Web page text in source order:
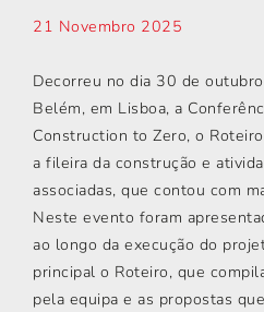
21 Novembro 2025
Decorreu no dia 30 de
Belém, em Lisboa, a
Construction to Zero, o
a fileira da construção e
associadas, que contou com
Neste evento foram
ao longo da execução do
principal o Roteiro, que
pela equipa e as propostas